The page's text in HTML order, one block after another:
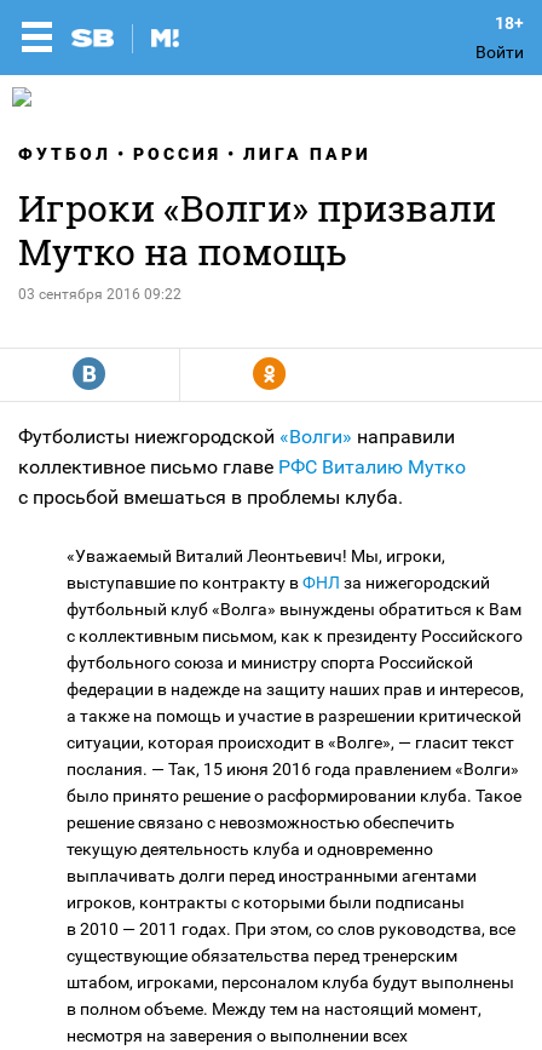
Войти
ФУТБОЛ РОССИЯ ЛИГА ПАРИ
Игроки «Волги» призвали
Мутко на помощь
03 сентября 2016 09:22
R Y
Футболисты ниежгородской «Волги» направили
коллективное письмо главе РФС Виталию Мутко
с просьбой вмешаться в проблемы клуба.
«Уважаемый Виталий Леонтьевич! Мы, игроки,
выступавшие по контракту вФНЛ за нижегородский
футбольный клуб «Волга» вынуждены обратиться к Вам
с коллективным письмом, как к президенту Российского
футбольного союза и министру спорта Российской
федерации в надежде на защиту наших прав и интересов,
а также на помощь и участие в разрешении критической
ситуации, которая происходит в «Волге», — гласит текст
послания. — Так, 15 июня 2016 года правлением «Волги»
было принято решение о расформировании клуба. Такое
решение связано с невозможностью обеспечить
текущую деятельность клуба и одновременно
выплачивать долги перед иностранными агентами
игроков, контракты с которыми были подписаны
в 2010 — 2011 годах. При этом, со слов руководства, все
существующие обязательства перед тренерским
штабом, игроками, персоналом клуба будут выполнены
в полном объеме. Между тем на настоящий момент,
несмотря на заверения о выполнении всех